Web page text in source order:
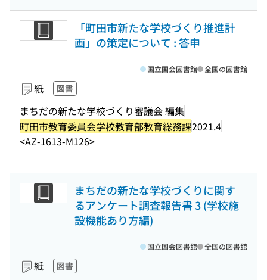
「町田市新たな学校づくり推進計
画」の策定について : 答申
紙 図書
まちだの新たな学校づくり審議会 編集
町田市教育委員会学校教育部教育総務課2021.4
<AZ-1613-M126>
国立国会図書館 全国の図書館
まちだの新たな学校づくりに関す
るアンケート調査報告書 3 (学校施
設機能あり方編)
紙 図書
国立国会図書館 全国の図書館